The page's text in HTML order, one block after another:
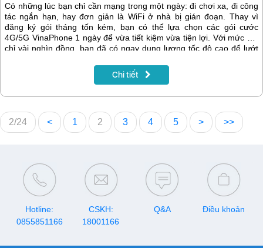
Có những lúc bạn chỉ cần mạng trong một ngày: đi chơi xa, đi công
tác ngắn hạn, hay đơn giản là WiFi ở nhà bị gián đoạn. Thay vì
đăng ký gói tháng tốn kém, bạn có thể lựa chọn các gói cước
4G/5G VinaPhone 1 ngày để vừa tiết kiệm vừa tiện lợi. Với mức giá
chỉ vài nghìn đồng, bạn đã có ngay dung lượng tốc độ cao để lướt
Chi tiết
2/24 < 1 2 3 4 5 > >>
Hotline:
0855851166
CSKH:
18001166
Q&A Điều khoản